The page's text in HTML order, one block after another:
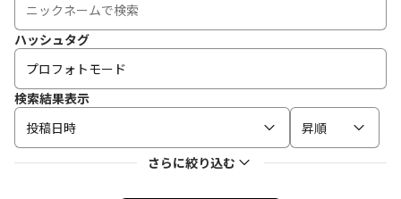
ハッシュタグ
検索結果表示
投稿日時
昇順
さらに絞り込む